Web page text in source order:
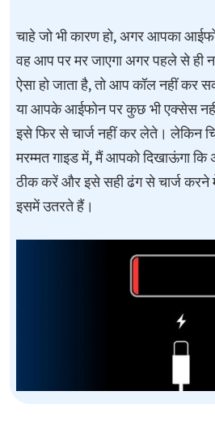
चाहे जो भी कारण हो, अगर आपका
वह आप पर मर जाएगा अगर पहले से ही
ऐसा हो जाता है, तो आप कॉल नहीं
या आपके आईफोन पर कुछ भी एक्सेस
इसे फिर से चार्ज नहीं कर लेते। लेकिन
मरम्मत गाइड में, मैं आपको दिखाऊंगा
ठीक करें और इसे सही ढंग से चार्ज करने
इसमें उतरते हैं।